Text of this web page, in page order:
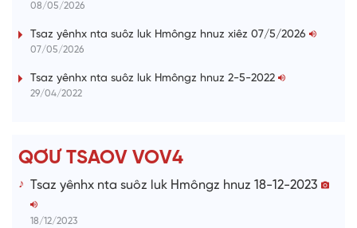
i
08/05/2026
Tsaz yênhx nta suôz luk Hmôngz hnuz xiêz 07/5/2026
07/05/2026
Tsaz yênhx nta suôz luk Hmôngz hnuz 2-5-2022
29/04/2022
QƠƯ TSAOV VOV4
Tsaz yênhx nta suôz luk Hmôngz hnuz 18-12-2023
18/12/2023